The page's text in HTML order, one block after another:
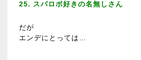
25. スパロボ好きの名無しさん
だが
エンデにとっては…